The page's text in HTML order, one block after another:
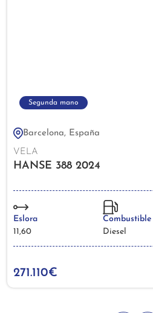
Segunda mano
Barcelona, España
VELA
HANSE 388 2024
Eslora
11,60
Combustible
Diesel
271.110€